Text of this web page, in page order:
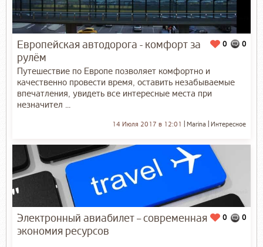
0
0
Европейская автодорога - комфорт за
рулём
Путешествие по Европе позволяет комфортно и
качественно провести время, оставить незабываемые
впечатления, увидеть все интересные места при
незначител ...
Интересное
Marina
14 Июля 2017 в 12:01
0
0
Электронный авиабилет – современная
экономия ресурсов